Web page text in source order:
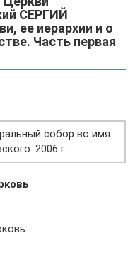
СЕРГИЙ
ее иерархии и о
Часть первая
собор во имя
2006 г.